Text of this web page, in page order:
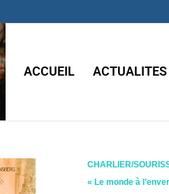
ACCUEIL ACTUALITES
CHARLIER/
« Le monde à